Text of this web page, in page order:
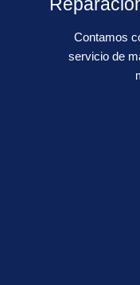
Contamos
servicio de